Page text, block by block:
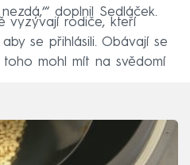
doplnil Sedláček.
vyzývají rodiče, kteří
se přihlásili. Obávají se
mohl mít na svědomí